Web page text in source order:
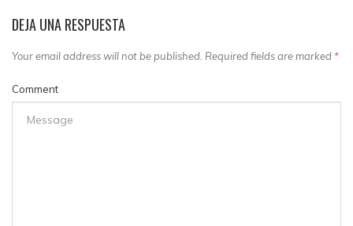
DEJA UNA RESPUESTA
Your email address will not be published. Required fields are marked *
Comment